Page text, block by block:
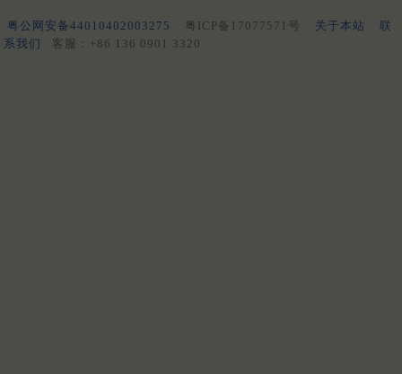
粤公网安备44010402003275 粤ICP备17077571号 关于本站
联
系我们
客服：+86 136 0901 3320